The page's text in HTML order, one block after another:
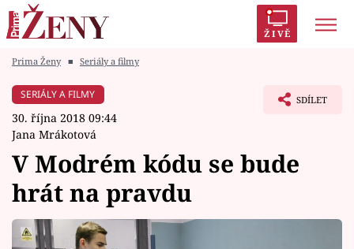
ŽIVĚ
Módní alarm
Témata
Celebrity
Prima Ženy ■ Seriály a filmy
SERIÁLY A FILMY
30. října 2018 09:44
Jana Mrákotová
SDÍLET
V Modrém kódu se bude
hrát na pravdu